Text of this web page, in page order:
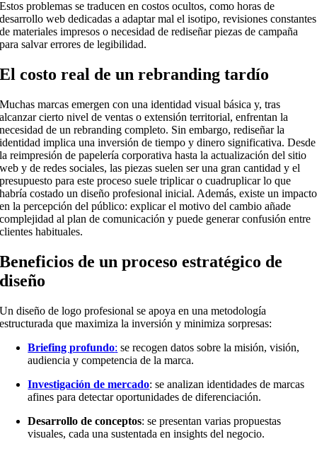
Estos problemas se traducen en costos ocultos, como horas de
desarrollo web dedicadas a adaptar mal el isotipo, revisiones constantes
de materiales impresos o necesidad de rediseñar piezas de campaña
para salvar errores de legibilidad.
El costo real de un rebranding tardío
Muchas marcas emergen con una identidad visual básica y, tras
alcanzar cierto nivel de ventas o extensión territorial, enfrentan la
necesidad de un rebranding completo. Sin embargo, rediseñar la
identidad implica una inversión de tiempo y dinero significativa. Desde
la reimpresión de papelería corporativa hasta la actualización del sitio
web y de redes sociales, las piezas suelen ser una gran cantidad y el
presupuesto para este proceso suele triplicar o cuadruplicar lo que
habría costado un diseño profesional inicial. Además, existe un impacto
en la percepción del público: explicar el motivo del cambio añade
complejidad al plan de comunicación y puede generar confusión entre
clientes habituales.
Beneficios de un proceso estratégico de
diseño
Un diseño de logo profesional se apoya en una metodología
estructurada que maximiza la inversión y minimiza sorpresas:
Briefing profundo: se recogen datos sobre la misión, visión,
audiencia y competencia de la marca.
Investigación de mercado: se analizan identidades de marcas
afines para detectar oportunidades de diferenciación.
Desarrollo de conceptos: se presentan varias propuestas
visuales, cada una sustentada en insights del negocio.